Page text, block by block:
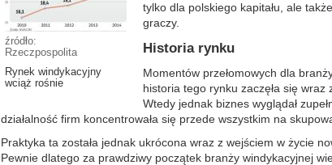
źródło:
Rzeczpospolita
Rynek windykacyjny
wciąż rośnie
tylko dla polskiego kapitału, ale
graczy.
Historia rynku
Momentów przełomowych dla
historia tego rynku zaczęła się
Wtedy jednak biznes wyglądał
działalność firm koncentrowała się przede wszystkim na
Praktyka ta została jednak ukrócona wraz z wejściem w życie
Pewnie dlatego za prawdziwy początek branży windykacyjnej